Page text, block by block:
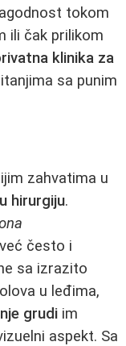
tokom
ili čak prilikom
klinika za
sa punim
zahvatima u
hirurgiju.
često i
sa izrazito
u leđima,
grudi im
aspekt. Sa